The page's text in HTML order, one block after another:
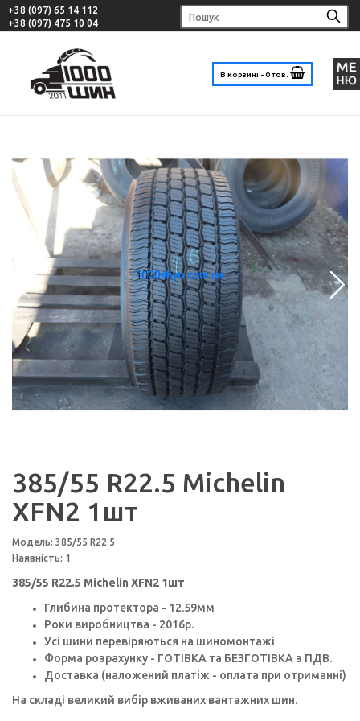
+38 (097) 65 14 112
+38 (097) 475 10 04
В корзині - 0 тов.
385/55 R22.5 Michelin
XFN2 1шт
Модель: 385/55 R22.5
Наявність: 1
385/55 R22.5 Michelin XFN2 1шт
Глибина протектора - 12.59мм
Роки виробництва - 2016p.
Усі шини перевіряються на шиномонтажі
Форма розрахунку - ГОТІВКА та БЕЗГОТІВКА з ПДВ.
Доставка (наложений платіж - оплата при отриманні)
На складі великий вибір вживаних вантажних шин.